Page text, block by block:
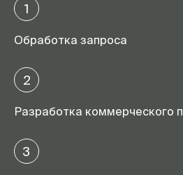
1
Обработка запроса
2
Разработка коммерческого
3